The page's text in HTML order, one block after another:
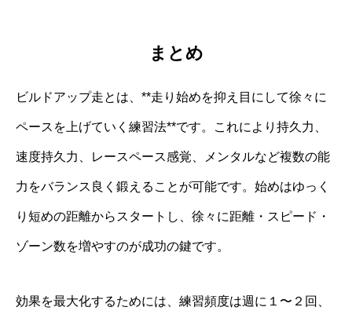
まとめ
ビルドアップ走とは、**走り始めを抑え目にして徐々に
ペースを上げていく練習法**です。これにより持久力、
速度持久力、レースペース感覚、メンタルなど複数の能
力をバランス良く鍛えることが可能です。始めはゆっく
り短めの距離からスタートし、徐々に距離・スピード・
ゾーン数を増やすのが成功の鍵です。
効果を最大化するためには、練習頻度は週に１〜２回、